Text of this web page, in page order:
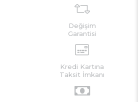
Değişim
Garantisi
Kredi Kartına
Taksit İmkanı